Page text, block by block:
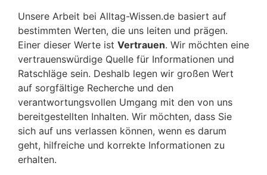
Unsere Arbeit bei Alltag-Wissen.de basiert auf
bestimmten Werten, die uns leiten und prägen.
Einer dieser Werte ist Vertrauen. Wir möchten eine
vertrauenswürdige Quelle für Informationen und
Ratschläge sein. Deshalb legen wir großen Wert
auf sorgfältige Recherche und den
verantwortungsvollen Umgang mit den von uns
bereitgestellten Inhalten. Wir möchten, dass Sie
sich auf uns verlassen können, wenn es darum
geht, hilfreiche und korrekte Informationen zu
erhalten.